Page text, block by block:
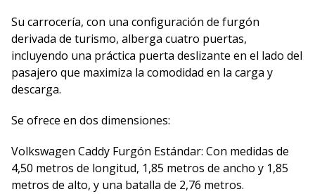
Su carrocería, con una configuración de furgón
derivada de turismo, alberga cuatro puertas,
incluyendo una práctica puerta deslizante en el lado del
pasajero que maximiza la comodidad en la carga y
descarga.
Se ofrece en dos dimensiones:
Volkswagen Caddy Furgón Estándar: Con medidas de
4,50 metros de longitud, 1,85 metros de ancho y 1,85
metros de alto, y una batalla de 2,76 metros.